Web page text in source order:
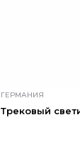
ГЕРМАНИЯ
Трековый